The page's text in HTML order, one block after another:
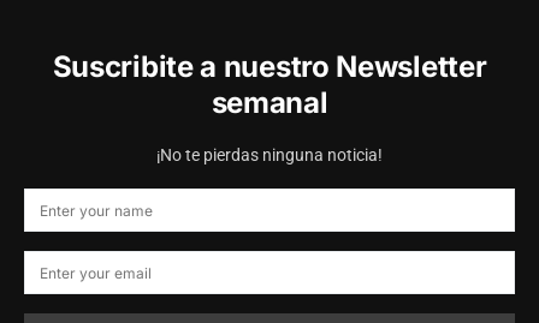
Suscribite a nuestro Newsletter
semanal
¡No te pierdas ninguna noticia!